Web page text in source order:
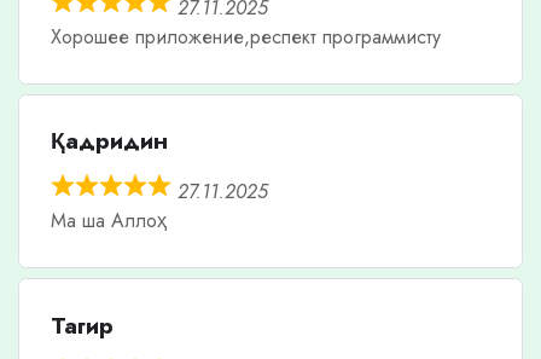
27.11.2025
Хорошее приложение,респект программисту
Қадридин
27.11.2025
Ма ша Аллоҳ
Тагир